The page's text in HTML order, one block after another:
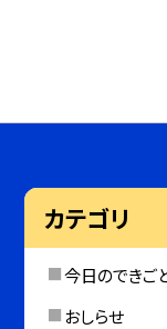
カテゴリ
今日のできご
おしらせ